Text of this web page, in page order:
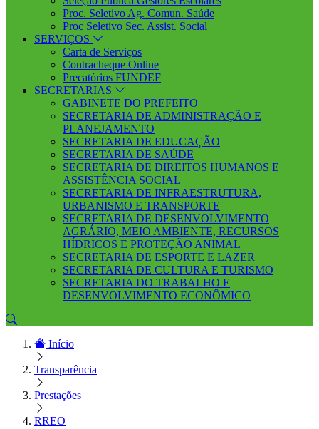
Proc. Seletivo Ag. Comun. Saúde
Proc Seletivo Sec. Assist. Social
SERVIÇOS
Carta de Serviços
Contracheque Online
Precatórios FUNDEF
SECRETARIAS
GABINETE DO PREFEITO
SECRETARIA DE ADMINISTRAÇÃO E
PLANEJAMENTO
SECRETARIA DE EDUCAÇÃO
SECRETARIA DE SAÚDE
SECRETARIA DE DIREITOS HUMANOS E
ASSISTÊNCIA SOCIAL
SECRETARIA DE INFRAESTRUTURA,
URBANISMO E TRANSPORTE
SECRETARIA DE DESENVOLVIMENTO
AGRÁRIO, MEIO AMBIENTE, RECURSOS
HÍDRICOS E PROTEÇÃO ANIMAL
SECRETARIA DE ESPORTE E LAZER
SECRETARIA DE CULTURA E TURISMO
SECRETARIA DO TRABALHO E
DESENVOLVIMENTO ECONÔMICO
Início
Transparência
Prestações
RREO